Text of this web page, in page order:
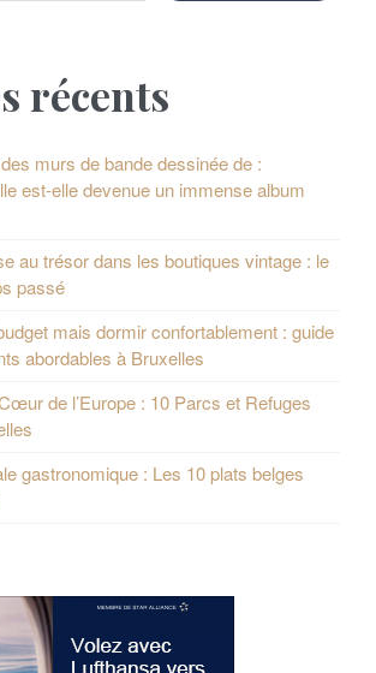
récents
murs de bande dessinée de :
est-elle devenue un immense album
au trésor dans les boutiques vintage : le
passé
mais dormir confortablement : guide
abordables à Bruxelles
de l’Europe : 10 Parcs et Refuges
gastronomique : Les 10 plats belges